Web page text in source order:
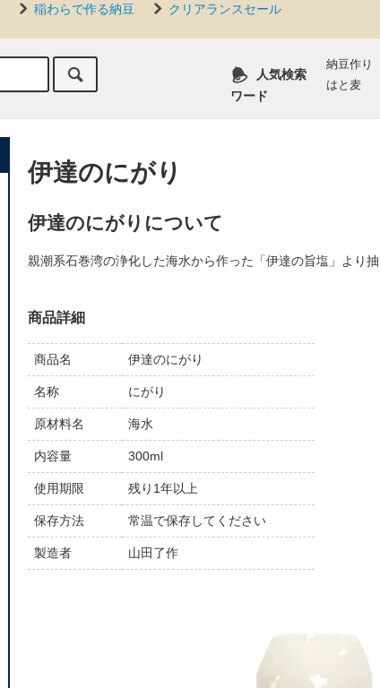
稲わらで作る納豆 クリアランスセール
人気検索
ワード
納豆作り
はと麦
伊達のにがり
伊達のにがりについて
親潮系石巻湾の浄化した海水から作った「伊達の旨塩」より
商品詳細
商品名 伊達のにがり
名称 にがり
原材料名 海水
内容量 300ml
使用期限 残り1年以上
保存方法 常温で保存してください
製造者 山田了作